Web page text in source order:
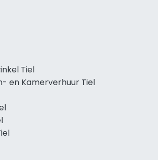
Tiel
en Kamerverhuur Tiel